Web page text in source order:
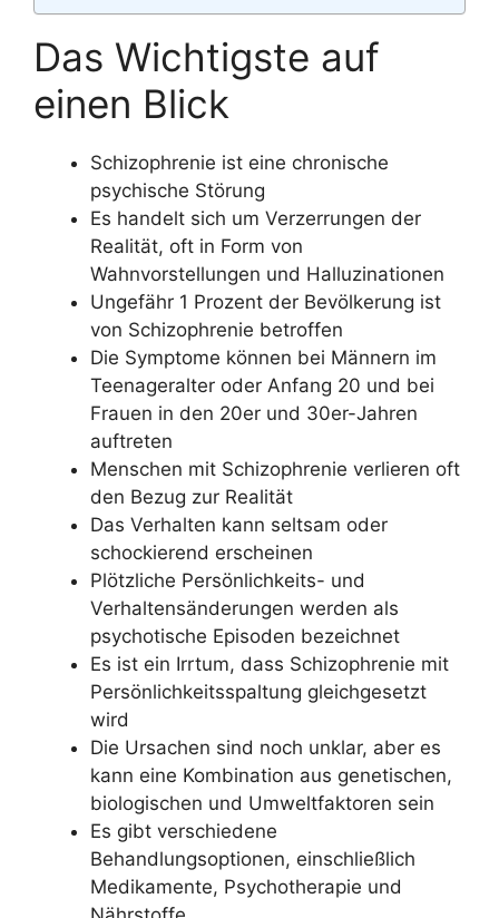
Das Wichtigste auf
einen Blick
Schizophrenie ist eine chronische
psychische Störung
Es handelt sich um Verzerrungen der
Realität, oft in Form von
Wahnvorstellungen und Halluzinationen
Ungefähr 1 Prozent der Bevölkerung ist
von Schizophrenie betroffen
Die Symptome können bei Männern im
Teenageralter oder Anfang 20 und bei
Frauen in den 20er und 30er-Jahren
auftreten
Menschen mit Schizophrenie verlieren oft
den Bezug zur Realität
Das Verhalten kann seltsam oder
schockierend erscheinen
Plötzliche Persönlichkeits- und
Verhaltensänderungen werden als
psychotische Episoden bezeichnet
Es ist ein Irrtum, dass Schizophrenie mit
Persönlichkeitsspaltung gleichgesetzt
wird
Die Ursachen sind noch unklar, aber es
kann eine Kombination aus genetischen,
biologischen und Umweltfaktoren sein
Es gibt verschiedene
Behandlungsoptionen, einschließlich
Medikamente, Psychotherapie und